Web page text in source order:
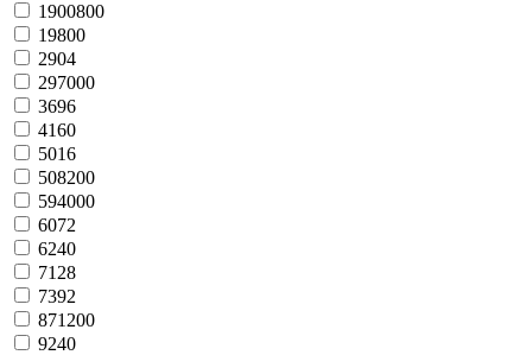
1900800
19800
2904
297000
3696
4160
5016
508200
594000
6072
6240
7128
7392
871200
9240